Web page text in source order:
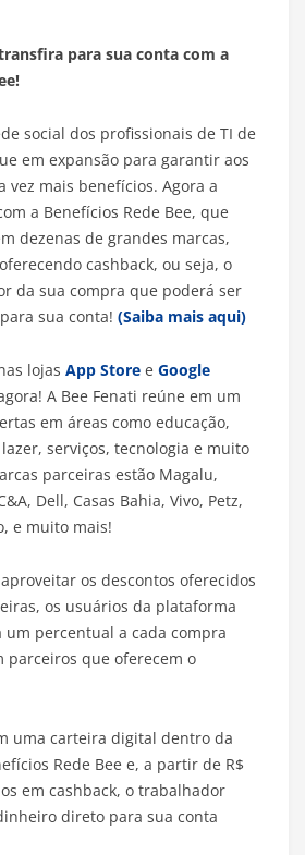
para sua conta com a
social dos profissionais de TI de
em expansão para garantir aos
vez mais benefícios. Agora a
a Benefícios Rede Bee, que
dezenas de grandes marcas,
cashback, ou seja, o
da sua compra que poderá ser
sua conta! (Saiba mais aqui)
lojas App Store e Google
A Bee Fenati reúne em um
em áreas como educação,
serviços, tecnologia e muito
parceiras estão Magalu,
Dell, Casas Bahia, Vivo, Petz,
e muito mais!
os descontos oferecidos
os usuários da plataforma
um percentual a cada compra
parceiros que oferecem o
uma carteira digital dentro da
Rede Bee e, a partir de R$
em cashback, o trabalhador
direto para sua conta